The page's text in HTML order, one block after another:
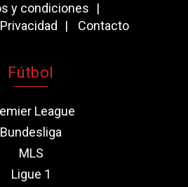
y condiciones
Contacto
Fútbol
League
Bundesliga
MLS
Ligue 1